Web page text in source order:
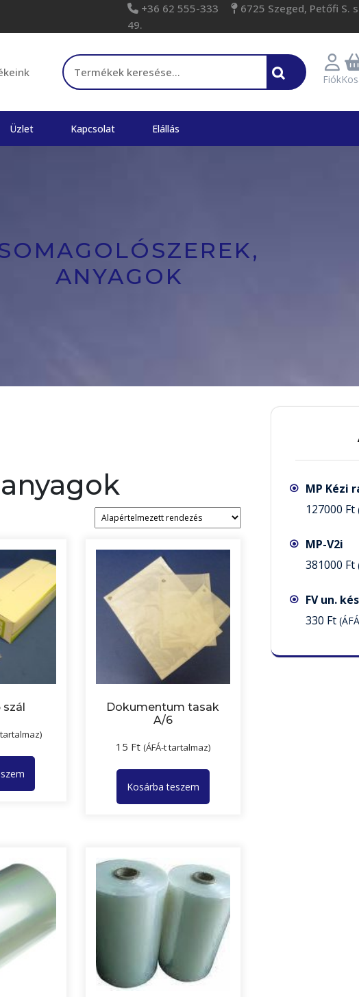
+36 62 555-333
6725 Szeged, Petőfi S.
49.
Keresés a következőre:
Fiók
Üzlet Kapcsolat Elállás
ANYAGOK
tartalmaz)
Dokumentum tasak
A/6
15 Ft (ÁFÁ-t tartalmaz)
Kosárba teszem
MP Kézi
127000 Ft
MP-V2i
381000 Ft
FV un.
330 Ft